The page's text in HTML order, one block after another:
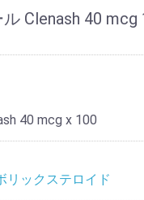
Clenash 40 mcg
40 mcg x 100
リックステロイド